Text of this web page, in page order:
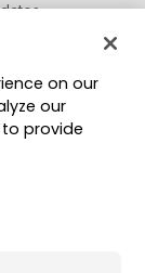
on our
our
provide